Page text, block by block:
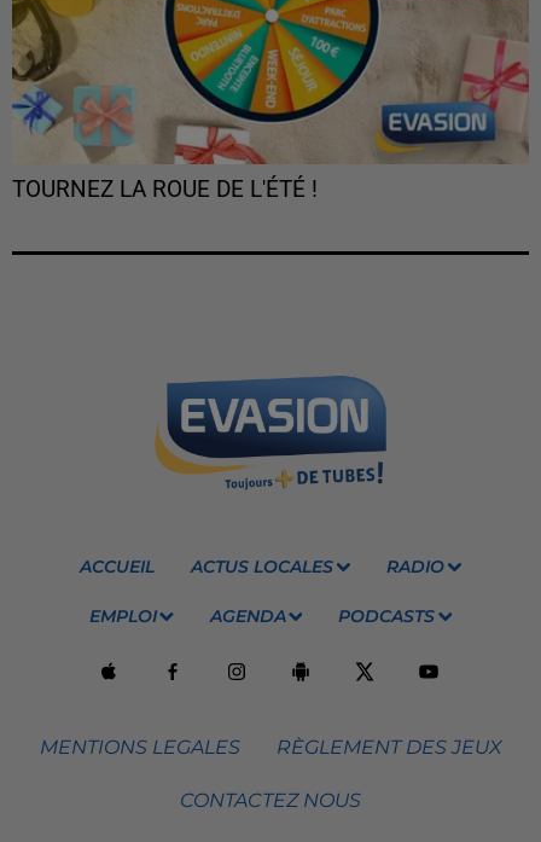
TOURNEZ LA ROUE DE L'ÉTÉ !
ACCUEIL ACTUS LOCALES RADIO
EMPLOI AGENDA PODCASTS
MENTIONS LEGALES RÈGLEMENT DES JEUX
CONTACTEZ NOUS